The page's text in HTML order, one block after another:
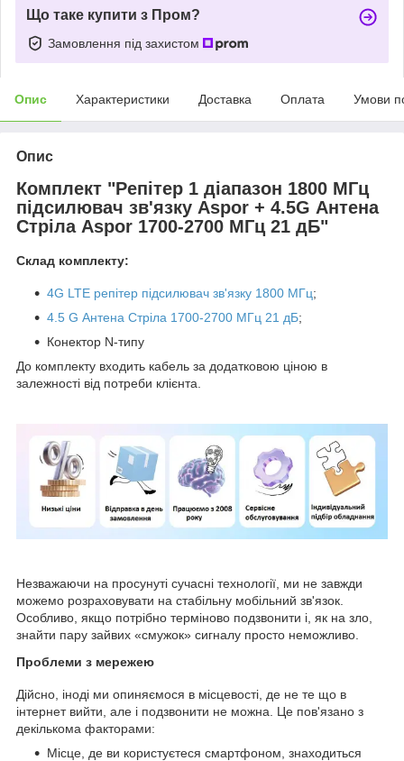
Що таке купити з Пром?
Замовлення під захистом
Опис Характеристики Доставка Оплата Умови
Опис
Комплект "Репітер 1 діапазон 1800 МГц
підсилювач зв'язку Aspor + 4.5G Антена
Стріла Aspor 1700-2700 МГц 21 дБ"
Склад комплекту:
4G LTE репітер підсилювач зв'язку 1800 МГц;
4.5 G Антена Стріла 1700-2700 МГц 21 дБ;
Конектор N-типу
До комплекту входить кабель за додатковою ціною в
залежності від потреби клієнта.
Незважаючи на просунуті сучасні технології, ми не завжди
можемо розраховувати на стабільну мобільний зв'язок.
Особливо, якщо потрібно терміново подзвонити і, як на зло,
знайти пару зайвих «смужок» сигналу просто неможливо.
Проблеми з мережею
Дійсно, іноді ми опиняємося в місцевості, де не те що в
інтернет вийти, але і подзвонити не можна. Це пов'язано з
декількома факторами:
Місце, де ви користуєтеся смартфоном, знаходиться